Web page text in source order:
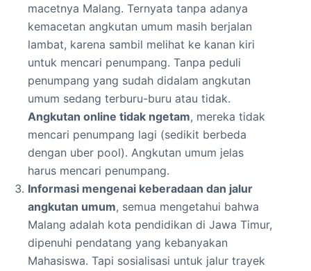
macetnya Malang. Ternyata tanpa adanya
kemacetan angkutan umum masih berjalan
lambat, karena sambil melihat ke kanan kiri
untuk mencari penumpang. Tanpa peduli
penumpang yang sudah didalam angkutan
umum sedang terburu-buru atau tidak.
Angkutan online tidak ngetam, mereka tidak
mencari penumpang lagi (sedikit berbeda
dengan uber pool). Angkutan umum jelas
harus mencari penumpang.
Informasi mengenai keberadaan dan jalur
angkutan umum, semua mengetahui bahwa
Malang adalah kota pendidikan di Jawa Timur,
dipenuhi pendatang yang kebanyakan
Mahasiswa. Tapi sosialisasi untuk jalur trayek